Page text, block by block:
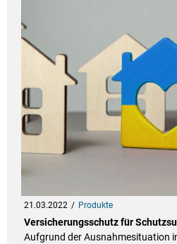
21.03.2022 Produkte
Versicherungsschutz für
Aufgrund der Ausnahmesituation